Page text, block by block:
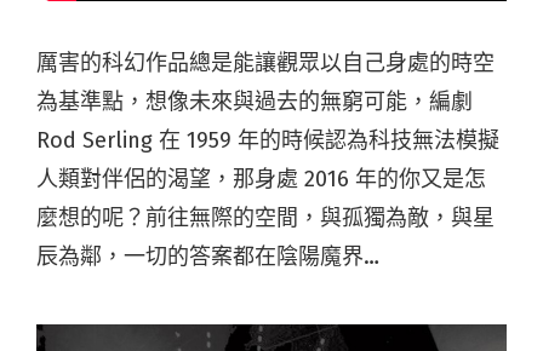
厲害的科幻作品總是能讓觀眾以自己身處的時空
為基準點，想像未來與過去的無窮可能，編劇
Rod Serling 在 1959 年的時候認為科技無法模擬
人類對伴侶的渴望，那身處 2016 年的你又是怎
麼想的呢？前往無際的空間，與孤獨為敵，與星
辰為鄰，一切的答案都在陰陽魔界…